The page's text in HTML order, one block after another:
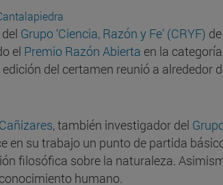
Grupo ‘Ciencia, Razón y Fe’ (CRYF)
el Premio Razón Abierta en la
del certamen reunió a alrededor
, también investigador del
en su trabajo un punto de partida
filosófica sobre la naturaleza.
humano.